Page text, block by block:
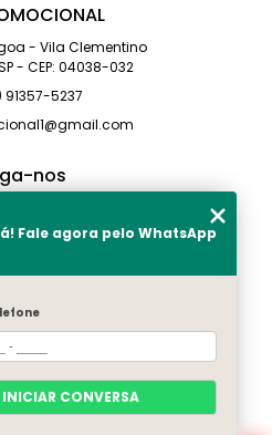
- Vila Clementino
- CEP: 04038-032
91357-5237
nos
NÓS
CATEGORIAS
Fale agora pelo WhatsApp
INICIAR CONVERSA